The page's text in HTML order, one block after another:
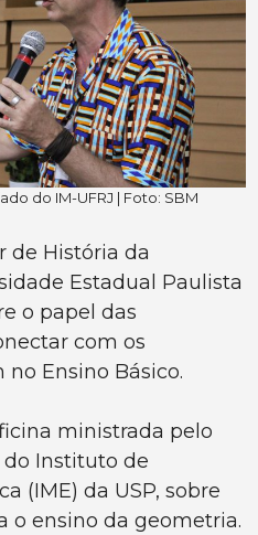
do IM-UFRJ | Foto: SBM
de História da
Estadual Paulista
o papel das
com os
Ensino Básico.
ministrada pelo
do Instituto de
(IME) da USP, sobre
o ensino da geometria.